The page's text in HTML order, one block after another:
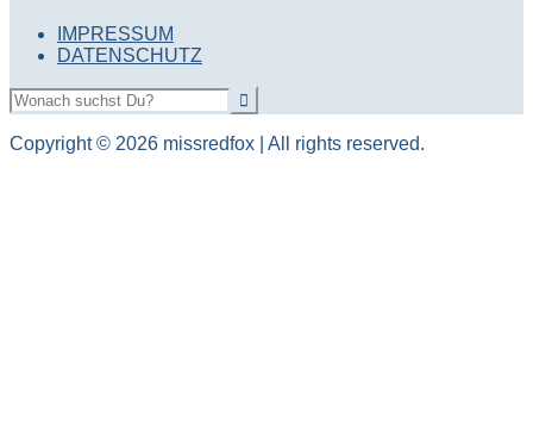
IMPRESSUM
DATENSCHUTZ
Copyright © 2026 missredfox | All rights reserved.